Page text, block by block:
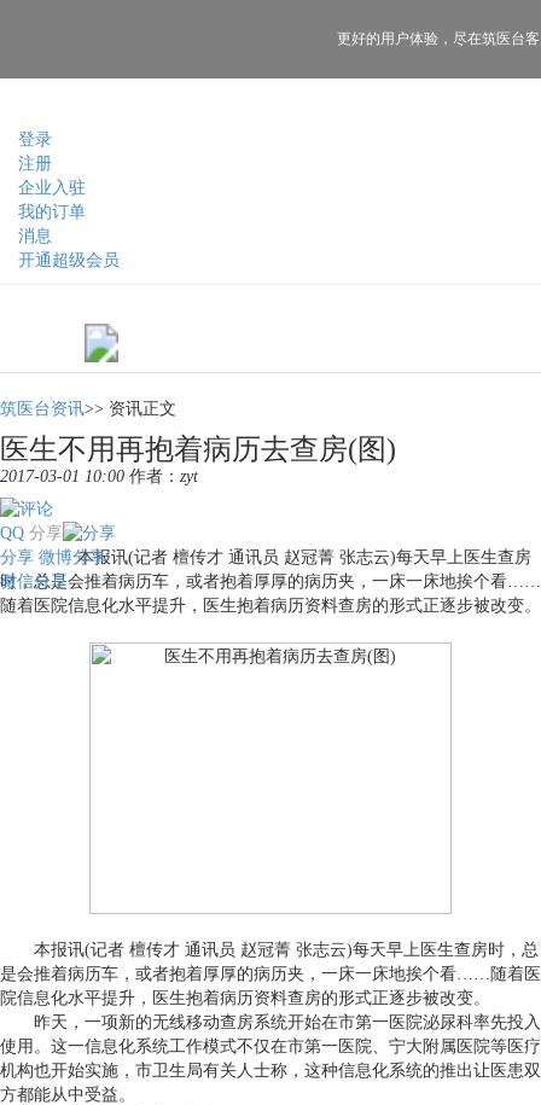
登录
注册
企业入驻
我的订单
消息
开通超级会员
更好的用户体验， 尽在筑医台
筑医台资讯>> 资讯正文
医生不用再抱着病历去查房(图)
2017-03-01 10:00 作者： zyt
分享
QQ
分享 微博分享
微信分享
本报讯(记者 檀传才 通讯员 赵冠菁 张志云)每天早上医生查房
时，总是会推着病历车，或者抱着厚厚的病历夹，一床一床地挨个看……
随着医院信息化水平提升，医生抱着病历资料查房的形式正逐步被改变。
本报讯(记者 檀传才 通讯员 赵冠菁 张志云)每天早上医生查房时，总
是会推着病历车，或者抱着厚厚的病历夹，一床一床地挨个看……随着医
院信息化水平提升，医生抱着病历资料查房的形式正逐步被改变。
昨天，一项新的无线移动查房系统开始在市第一医院泌尿科率先投入
使用。这一信息化系统工作模式不仅在市第一医院、宁大附属医院等医疗
机构也开始实施，市卫生局有关人士称，这种信息化系统的推出让医患双
方都能从中受益。